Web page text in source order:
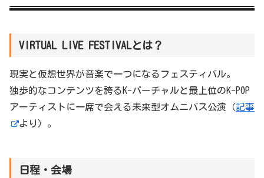
VIRTUAL LIVE FESTIVALとは？
現実と仮想世界が音楽で一つになるフェスティバル。
独歩的なコンテンツを誇るK-バーチャルと最上位のK-POP
アーティストに一席で会える未来型オムニバス公演（記事
より）。
日程・会場